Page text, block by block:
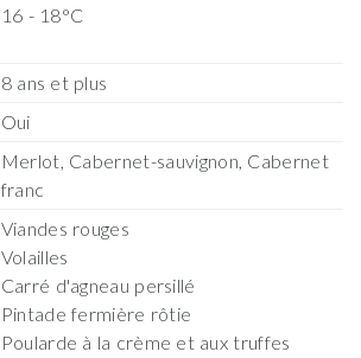
16 - 18°C
8 ans et plus
Oui
Merlot, Cabernet-sauvignon, Cabernet
franc
Viandes rouges
Volailles
Carré d'agneau persillé
Pintade fermière rôtie
Poularde à la crème et aux truffes